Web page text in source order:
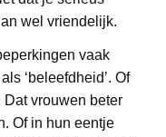
wel vriendelijk.
vaak
‘beleefdheid’. Of
Dat vrouwen beter
Of in hun eentje